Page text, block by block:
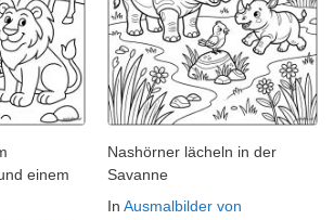
einem
Nashörner lächeln in der
Savanne
In Ausmalbilder von